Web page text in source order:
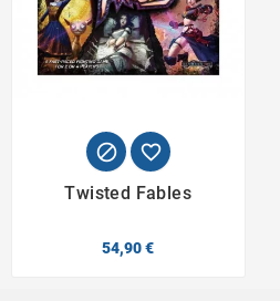
 
Twisted Fables
54,90 €